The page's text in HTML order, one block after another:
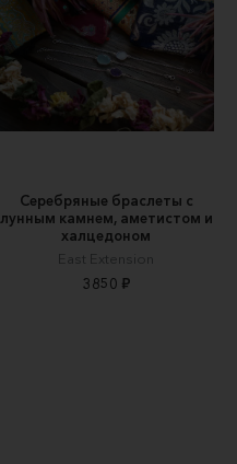
Серебряные браслеты с
лунным камнем, аметистом и
халцедоном
East Extension
3850 ₽